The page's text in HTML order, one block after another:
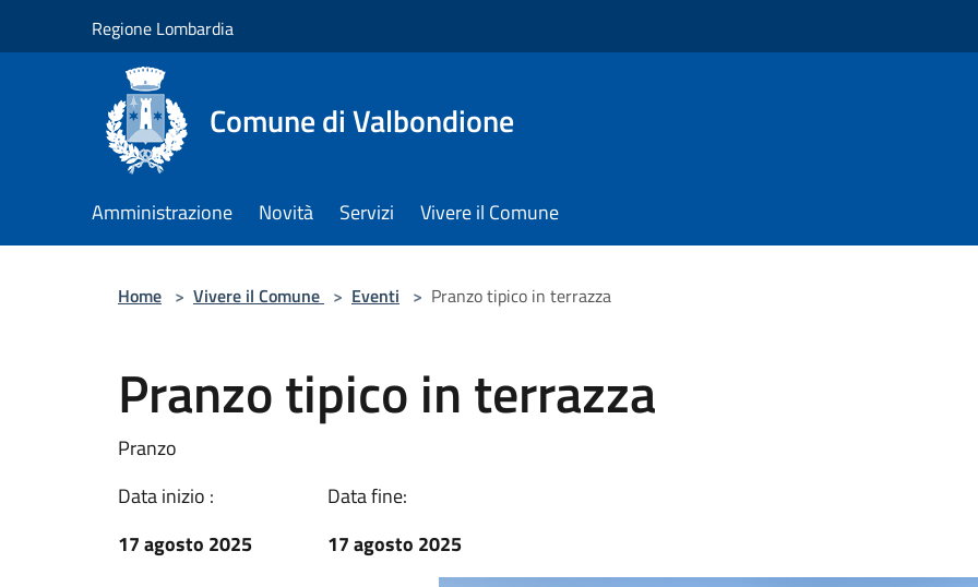
Regione Lombardia
Comune di Valbondione
Amministrazione Novità Servizi Vivere il Comune
Home > Vivere il Comune > Eventi > Pranzo tipico in terrazza
Pranzo tipico in terrazza
Pranzo
Data inizio :
17 agosto 2025
Data fine:
17 agosto 2025